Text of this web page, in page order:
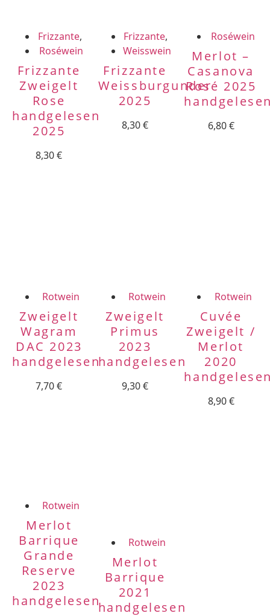
Frizzante,
Roséwein
Frizzante
Zweigelt
Rose
handgelesen
2025
8,30€
Frizzante,
Weisswein
Frizzante
Weissburgunder
2025
8,30€
Roséwein
Merlot –
Casanova
Rosé 2025
6,80€
Rotwein
Zweigelt
Wagram
DAC 2023
handgelesen
7,70€
Rotwein
Zweigelt
Primus
2023
handgelesen
9,30€
Rotwein
Cuvée
Zweigelt /
Merlot
2020
8,90€
Rotwein
Merlot
Barrique
Grande
Reserve
2023
handgelesen
Rotwein
Merlot
Barrique
2021
handgelesen